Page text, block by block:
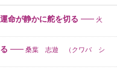
命が静かに舵を切る
火
桑葉 志遊 （クワバ シ